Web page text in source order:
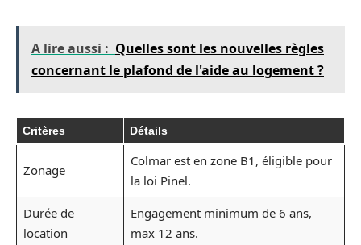
A lire aussi : Quelles sont les nouvelles règles
concernant le plafond de l'aide au logement ?
Critères Détails
Zonage
Colmar est en zone B1, éligible pour
la loi Pinel.
Durée de
location
Engagement minimum de 6 ans,
max 12 ans.